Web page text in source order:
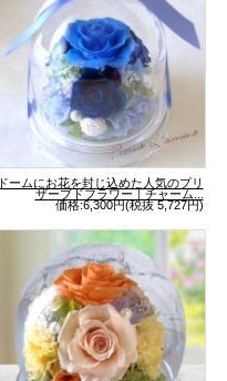
ドームにお花を封じ込めた人気のプリ
ザーブドフラワー｜チャーム...
価格:6,300円(税抜 5,727円)